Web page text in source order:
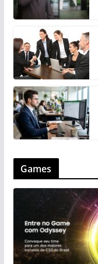
Games